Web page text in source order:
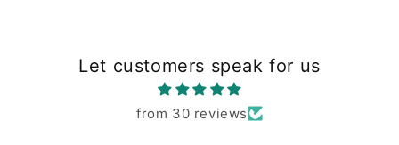
Let customers speak for us
from 30 reviews